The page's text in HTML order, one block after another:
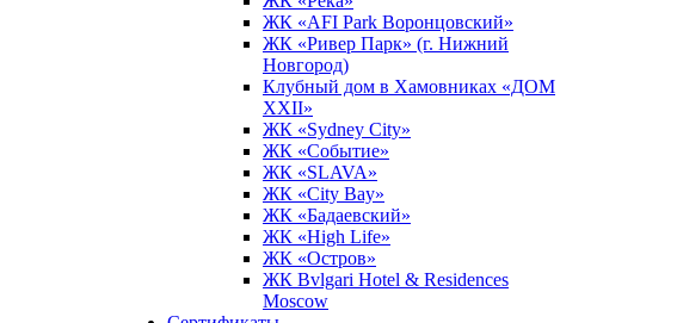
ЖК «AFI Park Воронцовский»
ЖК «Ривер Парк» (г. Нижний
Новгород)
Клубный дом в Хамовниках «ДОМ
XXII»
ЖК «Sydney City»
ЖК «Событие»
ЖК «SLAVA»
ЖК «City Bay»
ЖК «Бадаевский»
ЖК «High Life»
ЖК «Остров»
ЖК Bvlgari Hotel & Residences
Moscow